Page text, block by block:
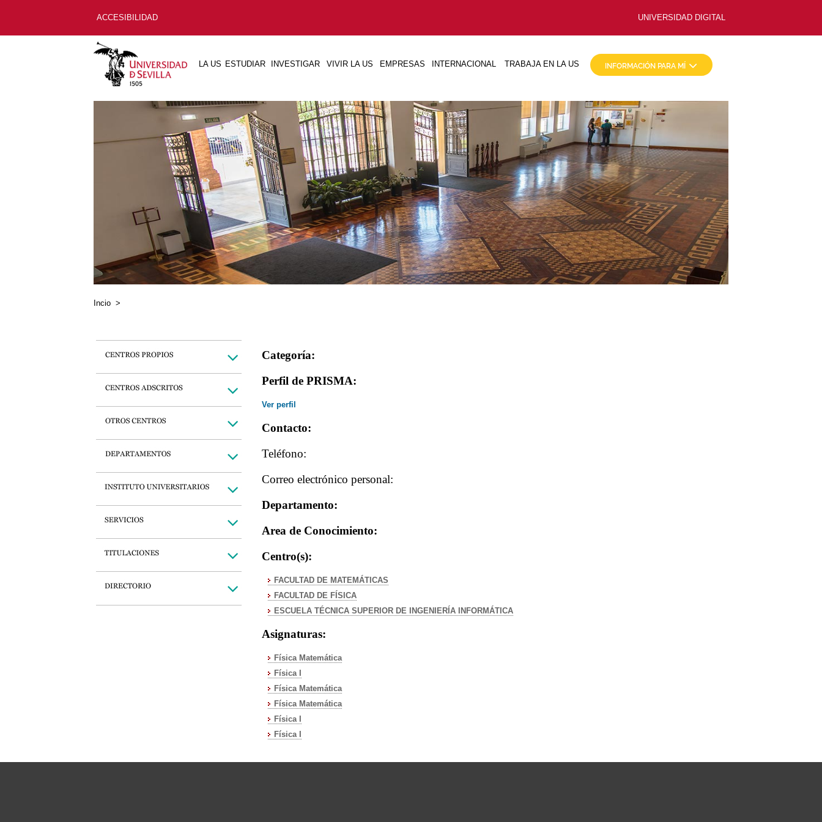
ACCESIBILIDAD UNIVERSIDAD DIGITAL
LA US ESTUDIAR INVESTIGAR VIVIR LA US EMPRESAS INTERNACIONAL TRABAJA EN LA US
Incio >
Categoría:
Perfil de PRISMA:
Ver perfil
Contacto:
Teléfono:
Correo electrónico personal:
Departamento:
Area de Conocimiento:
Centro(s):
FACULTAD DE MATEMÁTICAS
FACULTAD DE FÍSICA
ESCUELA TÉCNICA SUPERIOR DE INGENIERÍA INFORMÁTICA
Asignaturas:
Física Matemática
Física I
Física Matemática
Física Matemática
Física I
Física I